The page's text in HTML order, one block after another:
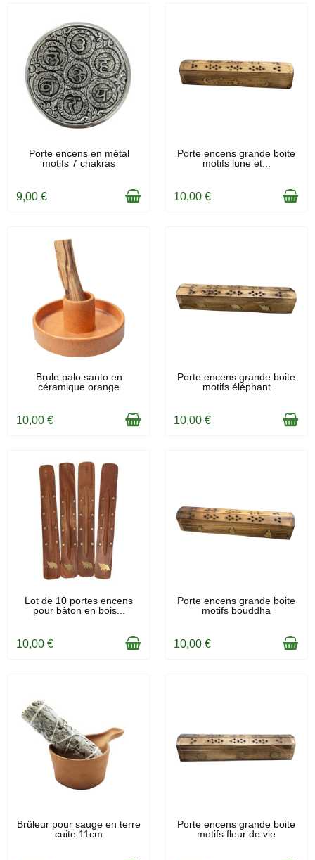
EN STOCK
Porte encens en métal
motifs 7 chakras
9,00 €
EN STOCK
Porte encens grande boite
motifs lune et...
10,00 €
EN STOCK
Brule palo santo en
céramique orange
10,00 €
EN STOCK
Porte encens grande boite
motifs éléphant
10,00 €
EN STOCK
Lot de 10 portes encens
pour bâton en bois...
10,00 €
EN STOCK
Porte encens grande boite
motifs bouddha
10,00 €
EN STOCK
Brûleur pour sauge en terre
cuite 11cm
EN STOCK
Porte encens grande boite
motifs fleur de vie